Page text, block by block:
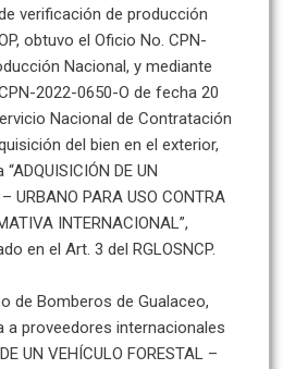
verificación de producción
obtuvo el Oficio No. CPN-
Nacional, y mediante
2022-0650-O de fecha 20
Nacional de Contratación
del bien en el exterior,
DE UN
URBANO PARA USO CONTRA
INTERNACIONAL”,
en el Art. 3 del RGLOSNCP.
de Bomberos de Gualaceo,
a proveedores internacionales
UN VEHÍCULO FORESTAL –